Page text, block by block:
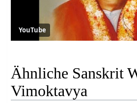
YouTube
Ähnliche Sanskrit
Vimoktavya